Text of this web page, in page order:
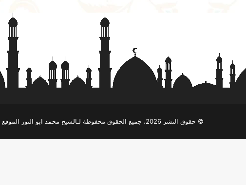
تابعنا على فيسبوك
© حقوق النشر 2026، جميع الحقوق محفوظة لـالشيخ محمد ابو النور الموقع الرسمى |